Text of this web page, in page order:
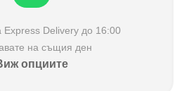
Еxpress Delivery до 16:00
на същия ден
опциите